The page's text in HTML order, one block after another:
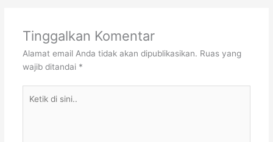
Tinggalkan Komentar
Alamat email Anda tidak akan dipublikasikan. Ruas yang
wajib ditandai *